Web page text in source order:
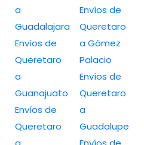
a
Guadalajara
Envíos de
Queretaro
a
Guanajuato
Envíos de
Queretaro
Envíos de
Queretaro
a Gómez
Palacio
Envíos de
Queretaro
a
Guadalupe